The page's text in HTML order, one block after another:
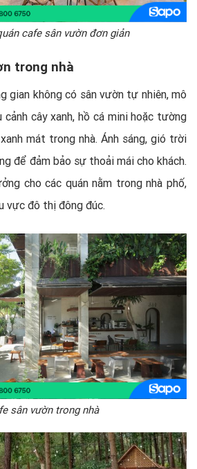
cafe sân vườn đơn giản
trong nhà
gian không có sân vườn tự nhiên, mô
cây xanh, hồ cá mini hoặc tường
mát trong nhà. Ánh sáng, gió trời
để đảm bảo sự thoải mái cho khách.
cho các quán nằm trong nhà phố,
vực đô thị đông đúc.
sân vườn trong nhà